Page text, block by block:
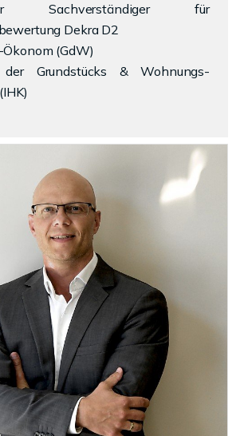
Sachverständiger für
Dekra D2
(GdW)
der Grundstücks & Wohnungs-